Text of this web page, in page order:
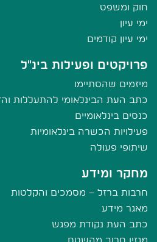
חוק ומשפט
ימי עיון
ימי עיון קודמים
פרויקטים ופעילות בינ"ל
מיזמים שהסתיימו
כתב העת הבינלאומי להתעללות
כנסים בינלאומיים
פעילויות הכשרה בינלאומיות
שיתופי פעולה
מחקר ומידע
חרבות ברזל – מסמכים והקלטות
מאגר מידע
כתב העת נקודת מפגש